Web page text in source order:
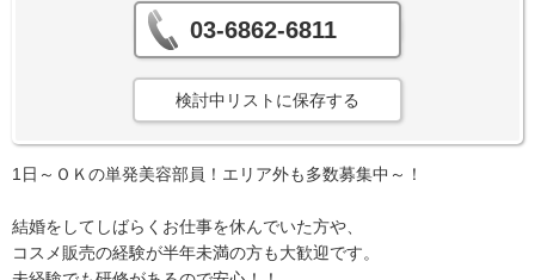
03-6862-6811
検討中リストに保存する
1日～ＯＫの単発美容部員！エリア外も多数募集中～！
結婚をしてしばらくお仕事を休んでいた方や、
コスメ販売の経験が半年未満の方も大歓迎です。